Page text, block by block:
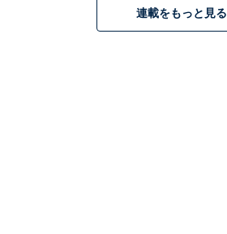
連載をもっと見る